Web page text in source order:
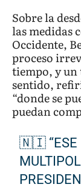
Sobre la
las medidas
Occidente,
proceso
tiempo, y un
sentido,
“donde se
puedan
🇳🇮 “ESE